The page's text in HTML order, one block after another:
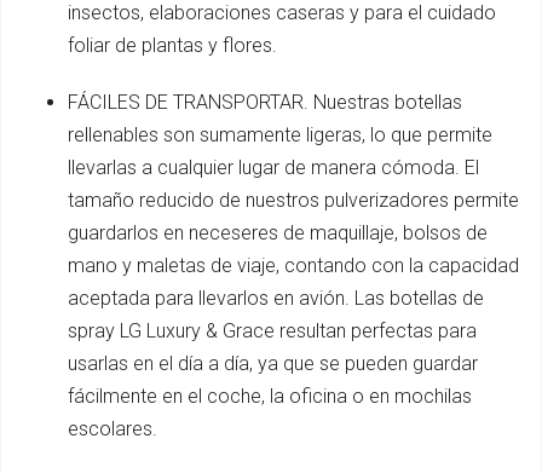
insectos, elaboraciones caseras y para el cuidado
foliar de plantas y flores.
FÁCILES DE TRANSPORTAR. Nuestras botellas
rellenables son sumamente ligeras, lo que permite
llevarlas a cualquier lugar de manera cómoda. El
tamaño reducido de nuestros pulverizadores permite
guardarlos en neceseres de maquillaje, bolsos de
mano y maletas de viaje, contando con la capacidad
aceptada para llevarlos en avión. Las botellas de
spray LG Luxury & Grace resultan perfectas para
usarlas en el día a día, ya que se pueden guardar
fácilmente en el coche, la oficina o en mochilas
escolares.